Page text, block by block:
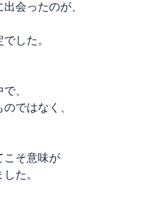
会ったのが、
した。
、
ではなく、
こそ意味が
た。